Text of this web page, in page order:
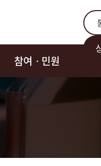
통합
참여ㆍ민원